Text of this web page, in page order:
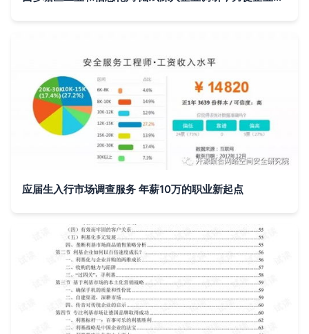
应届生入行市场调查服务 年薪10万的职业新起点